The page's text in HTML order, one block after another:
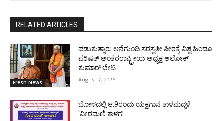
RELATED ARTICLES
Fresh News
ಪಡುಕುತ್ಯಾರು ಆನೆಗುಂದಿ ಸರಸ್ವತೀ ಪೀಠಕ್ಕೆ ವಿಶ್ವ ಹಿಂದೂ
ಪರಿಷತ್ ಅಂತರರಾಷ್ಟ್ರೀಯ ಅಧ್ಯಕ್ಷ ಅಲೋಕ್
ಕುಮಾರ್ ಭೇಟಿ
August 7, 2026
ಬೋಳದಲ್ಲಿ ಆ.9ರಂದು ಯಕ್ಷಗಾನ ತಾಳಮದ್ದಳೆ
‘ವೀರಮಣಿ ಕಾಳಗ’